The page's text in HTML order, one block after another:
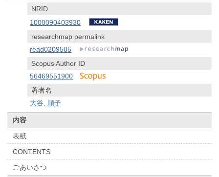
NRID
1000090403930
researchmap permalink
read0209505
Scopus Author ID
56469551900
著者名
大谷, 順子
内容
表紙
CONTENTS
ごあいさつ